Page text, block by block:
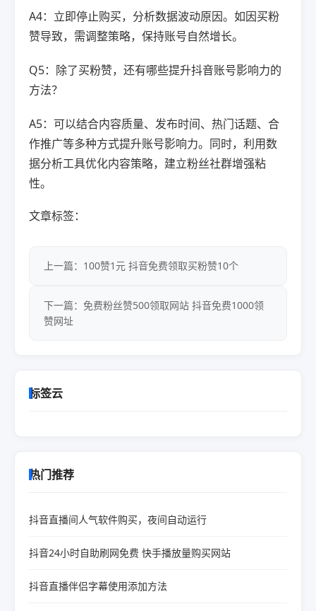
A4：立即停止购买，分析数据波动原因。如因买粉
赞导致，需调整策略，保持账号自然增长。
Q5：除了买粉赞，还有哪些提升抖音账号影响力的
方法？
A5：可以结合内容质量、发布时间、热门话题、合
作推广等多种方式提升账号影响力。同时，利用数
据分析工具优化内容策略，建立粉丝社群增强粘
性。
文章标签：
上一篇：100赞1元 抖音免费领取买粉赞10个
下一篇：免费粉丝赞500领取网站 抖音免费1000领
赞网址
标签云
热门推荐
抖音直播间人气软件购买，夜间自动运行
抖音24小时自助刷网免费 快手播放量购买网站
抖音直播伴侣字幕使用添加方法